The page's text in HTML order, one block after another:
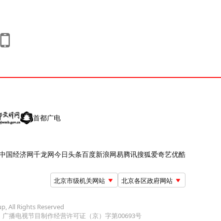
首都广电
国经济网千龙网今日头条百度新浪网易腾讯搜狐爱奇艺优酷
北京市级机关网站 北京各区政府网站
All Rights Reserved
广播电视节目制作经营许可证（京）字第00693号